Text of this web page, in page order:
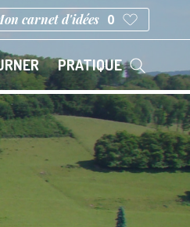
carnet d'idées 0
PRATIQUE